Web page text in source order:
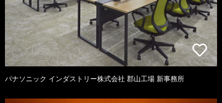
パナソニック インダストリー株式会社 郡山工場 新事務所